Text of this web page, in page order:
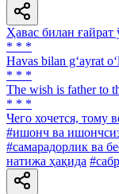
Ҳавас билан ғайрат
* * *
Havas bilan g‘ayrat
* * *
The wish is father to
* * *
Чего хочется, тому
#ишонч ва
#самарадорлик ва
натижа ҳақида